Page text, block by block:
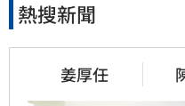
熱搜新聞
姜厚任